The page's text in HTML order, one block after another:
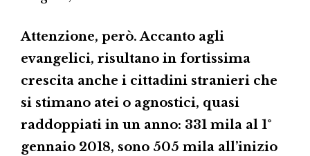
Attenzione, però. Accanto agli
evangelici, risultano in fortissima
crescita anche i cittadini stranieri che
si stimano atei o agnostici, quasi
raddoppiati in un anno: 331 mila al 1°
gennaio 2018, sono 505 mila all’inizio